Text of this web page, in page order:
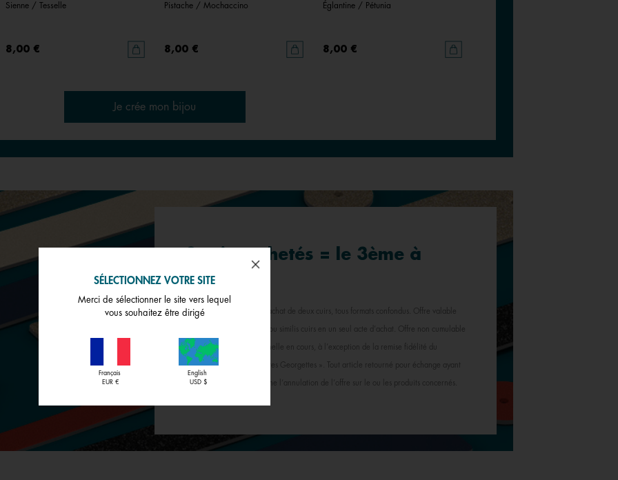
Sienne / Tesselle
8,00 €
Pistache / Mochaccino
8,00 €
Églantine / Pétunia
8,00 €
Je crée mon bijou
2 cuirs achetés = le 3ème à
-50%*
*Offre valable pour tout achat de deux cuirs, tous formats confondus. Offre valable
par tranche de trois cuirs ou similis cuirs en un seul acte d’achat. Offre non cumulable
avec tout offre promotionnelle en cours, à l’exception de la remise fidélité du
programme « Le Club Toutes Georgettes ». Tout article retourné pour échange ayant
bénéficié de l’offre entraîne l’annulation de l’offre sur le ou les produits concernés.
SÉLECTIONNEZ VOTRE SITE
Merci de sélectionner le site vers lequel
vous souhaitez être dirigé
Français
EUR €
English
USD $